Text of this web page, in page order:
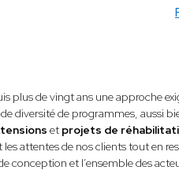
plus de vingt ans une approche
diversité de programmes, aussi
et projets de
attentes de nos clients tout en
conception et l’ensemble des